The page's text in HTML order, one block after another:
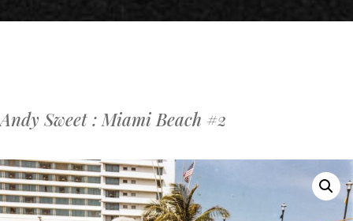
Andy Sweet : Miami Beach #2